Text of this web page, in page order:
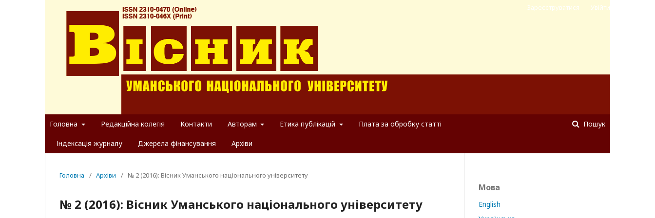
Головна Редакційна колегія Контакти Авторам Етика публікацій Плата за обробку статті
Індексація журналу Джерела фінансування Архіви
Пошук
Зареєструватися Увійти
Головна / Архіви / № 2 (2016): Вісник Уманського національного університету
№ 2 (2016): Вісник Уманського національного університету
Мова
English